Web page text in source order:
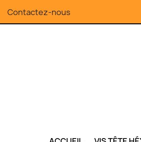
Contactez-nous